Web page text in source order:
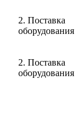
2. Поставка
оборудования
2. Поставка
оборудования